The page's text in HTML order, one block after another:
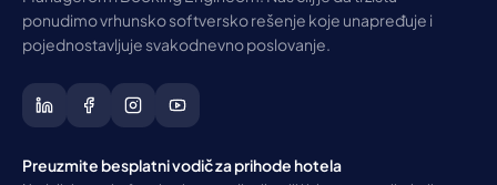
ponudimo vrhunsko softversko rešenje koje unapređuje i
pojednostavljuje svakodnevno poslovanje.
Preuzmite besplatni vodič za prihode hotela